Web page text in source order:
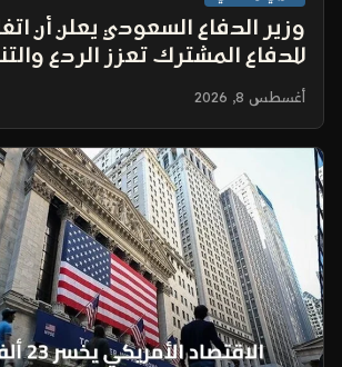
وزير الدفاع السعودي يعلن أن
للدفاع المشترك تعزز الردع
السعودية وتركيا وباكستان
أغسطس 8, 2026